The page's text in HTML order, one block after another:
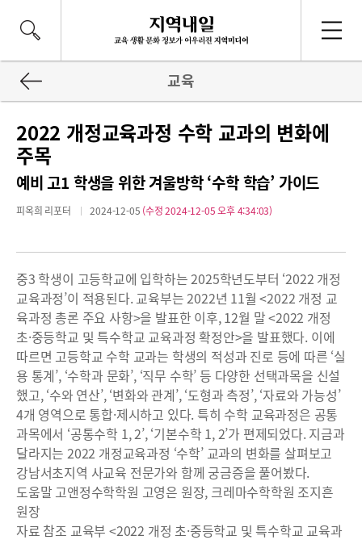
교육
2022 개정교육과정 수학 교과의 변화에
주목
예비 고1 학생을 위한 겨울방학 ‘수학 학습’ 가이드
피옥희 리포터 2024-12-05 (수정 2024-12-05 오후 4:34:03)
중3 학생이 고등학교에 입학하는 2025학년도부터 ‘2022 개정
교육과정’이 적용된다. 교육부는 2022년 11월 <2022 개정 교
육과정 총론 주요 사항>을 발표한 이후, 12월 말 <2022 개정
초·중등학교 및 특수학교 교육과정 확정안>을 발표했다. 이에
따르면 고등학교 수학 교과는 학생의 적성과 진로 등에 따른 ‘실
용 통계’, ‘수학과 문화’, ‘직무 수학’ 등 다양한 선택과목을 신설
했고, ‘수와 연산’, ‘변화와 관계’, ‘도형과 측정’, ‘자료와 가능성’
4개 영역으로 통합·제시하고 있다. 특히 수학 교육과정은 공통
과목에서 ‘공통수학 1, 2’, ‘기본수학 1, 2’가 편제되었다. 지금과
달라지는 2022 개정교육과정 ‘수학’ 교과의 변화를 살펴보고
강남서초지역 사교육 전문가와 함께 궁금증을 풀어봤다.
도움말 고앤정수학학원 고영은 원장, 크레마수학학원 조지흔
원장
자료 참조 교육부 <2022 개정 초·중등학교 및 특수학교 교육과